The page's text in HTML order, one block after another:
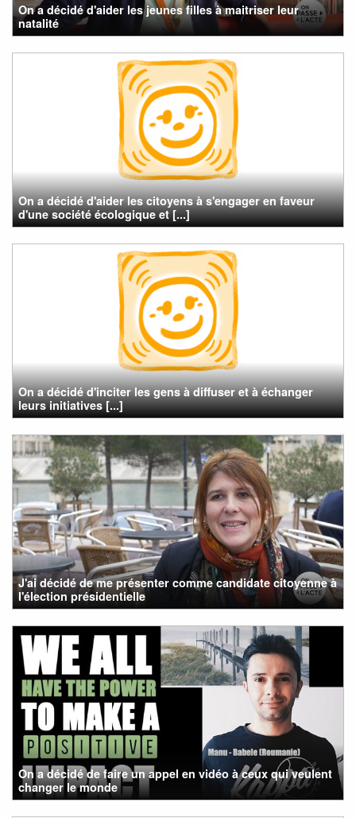
On a décidé d'aider les jeunes filles à maitriser leur
natalité
On a décidé d'aider les citoyens à s'engager en faveur
d'une société écologique et [...]
On a décidé d'inciter les gens à diffuser et à échanger
leurs initiatives [...]
J'ai décidé de me présenter comme candidate citoyenne à
l'élection présidentielle
On a décidé de faire un appel en vidéo à ceux qui veulent
changer le monde